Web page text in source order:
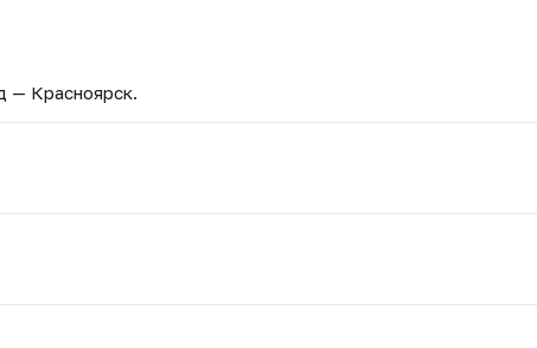
— Красноярск.